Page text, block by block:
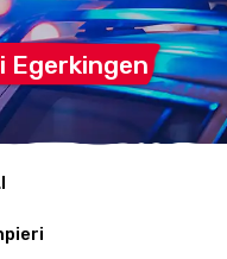
Egerkingen